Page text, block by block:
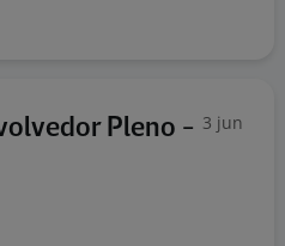
Pleno - 3 jun